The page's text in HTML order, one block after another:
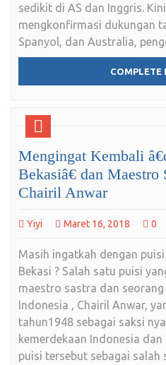
sedikit di AS dan Inggris.
mengkonfirmasi dukungan
Spanyol, dan Australia,
COMPLETE
Mengingat Kembali
Bekasiâ€ dan Maestro
Chairil Anwar
Yiyi Maret 16, 2018 0
Masih ingatkah dengan
Bekasi ? Salah satu puisi
maestro sastra dan
Indonesia , Chairil Anwar,
tahun1948 sebagai saksi
kemerdekaan Indonesia
puisi tersebut sebagai salah